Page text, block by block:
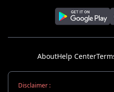
AboutHelp Center
Disclaimer :